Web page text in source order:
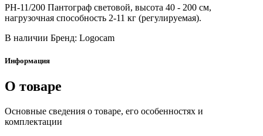
PH-11/200 Пантограф световой, высота 40 - 200 см,
нагрузочная способность 2-11 кг (регулируемая).
В наличии Бренд: Logocam
Информация
О товаре
Основные сведения о товаре, его особенностях и
комплектации